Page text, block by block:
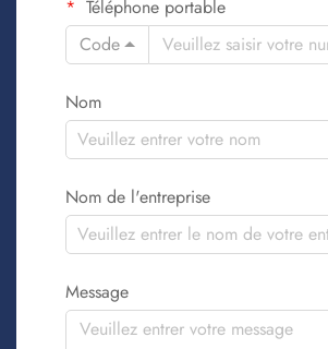
Téléphone portable
Code
Nom
Nom de l'entreprise
Message